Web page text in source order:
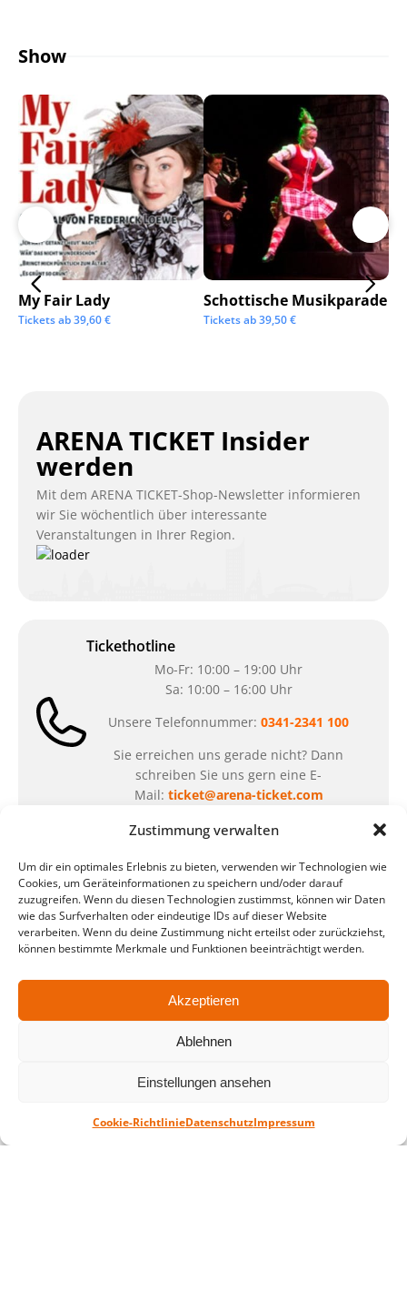
Zustimmung verwalten
Um dir ein optimales Erlebnis zu bieten, verwenden wir Technologien wie
Cookies, um Geräteinformationen zu speichern und/oder darauf
zuzugreifen. Wenn du diesen Technologien zustimmst, können wir Daten
wie das Surfverhalten oder eindeutige IDs auf dieser Website
verarbeiten. Wenn du deine Zustimmung nicht erteilst oder zurückziehst,
können bestimmte Merkmale und Funktionen beeinträchtigt werden.
Akzeptieren
Ablehnen
Einstellungen ansehen
Cookie-RichtlinieDatenschutzImpressum
Show
My Fair Lady
Tickets ab39,60€
Schottische Musikparade
Tickets ab39,50€
ARENA TICKET Insider
werden
Mit dem ARENA TICKET-Shop-Newsletter informieren
wir Sie wöchentlich über interessante
Veranstaltungen in Ihrer Region.
Tickethotline
Mo-Fr: 10:00 – 19:00 Uhr
Sa: 10:00 – 16:00 Uhr
Unsere Telefonnummer: 0341-2341 100
Sie erreichen uns gerade nicht? Dann
schreiben Sie uns gern eine E-
Mail: ticket@arena-ticket.com
unsere Sonderöffnungszeiten im Sommer:
in der Zeit vom 06.07. – 07.08.2026
Montag – Freitag: 10-18 Uhr Samstag:
Standort
QUARTERBACK Immobilien ARENA
Nahverkehr: Straßenbahn Linien 3, 4, 7, 8, 15